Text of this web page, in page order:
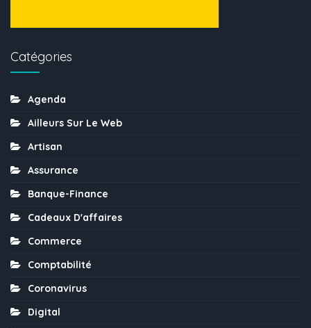
Catégories
Agenda
Ailleurs Sur Le Web
Artisan
Assurance
Banque-Finance
Cadeaux D'affaires
Commerce
Comptabilité
Coronavirus
Digital